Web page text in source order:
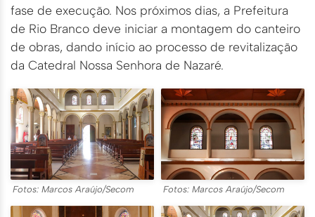
fase de execução. Nos próximos dias, a Prefeitura
de Rio Branco deve iniciar a montagem do canteiro
de obras, dando início ao processo de revitalização
da Catedral Nossa Senhora de Nazaré.
Fotos: Marcos Araújo/Secom Fotos: Marcos Araújo/Secom